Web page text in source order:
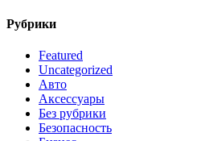
Рубрики
Featured
Uncategorized
Авто
Аксессуары
Без рубрики
Безопасность